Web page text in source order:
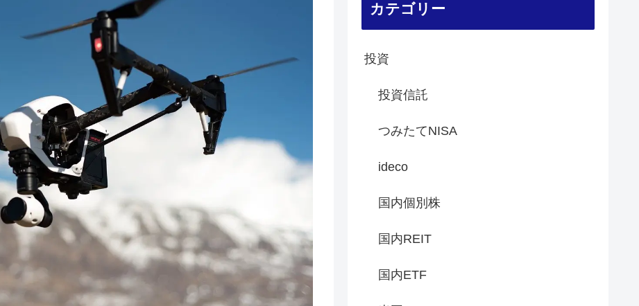
カテゴリー
投資
投資信託
つみたてNISA
ideco
国内個別株
国内REIT
国内ETF